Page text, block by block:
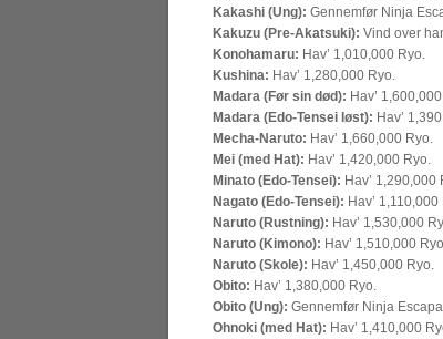
Kakashi (Ung): Gennemfør Ninja
Kakuzu (Pre-Akatsuki): Vind over
Konohamaru: Hav’ 1,010,000 Ryo.
Kushina: Hav’ 1,280,000 Ryo.
Madara (Før sin død): Hav’
Madara (Edo-Tensei løst): Hav’
Mecha-Naruto: Hav’ 1,660,000 Ryo.
Mei (med Hat): Hav’ 1,420,000 Ryo.
Minato (Edo-Tensei): Hav’ 1,290,000
Nagato (Edo-Tensei): Hav’ 1,110,000
Naruto (Rustning): Hav’ 1,530,000
Naruto (Kimono): Hav’ 1,510,000
Naruto (Skole): Hav’ 1,450,000 Ryo.
Obito: Hav’ 1,380,000 Ryo.
Obito (Ung): Gennemfør Ninja
Ohnoki (med Hat): Hav’ 1,410,000